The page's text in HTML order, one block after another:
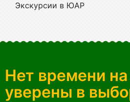
Экскурсии в ЮАР
Нет времени
уверены в